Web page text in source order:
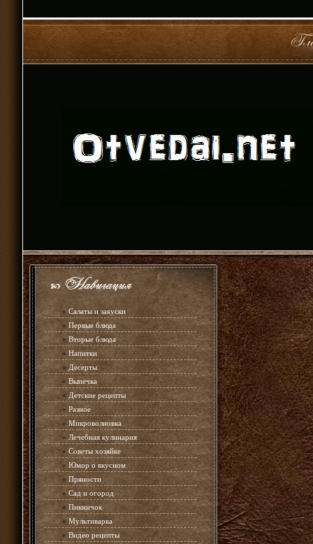
» Салаты и закуски
» Первые блюда
» Вторые блюда
» Напитки
»Десерты
» Выпечка
» Детские рецепты
» Разное
» Микроволновка
» Лечебная кулинария
» Советы хозяйке
» Юмор о вкусном
» Пряности
» Сад и огород
» Пикничок
» Мультиварка
» Видео рецепты